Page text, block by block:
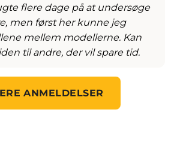
flere dage på at undersøge
men først her kunne jeg
mellem modellerne. Kan
til andre, der vil spare tid.
ANMELDELSER